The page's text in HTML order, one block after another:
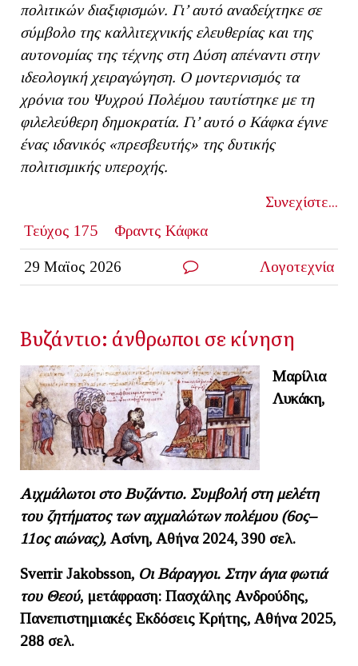
πολιτικών διαξιφισμών. Γι’ αυτό αναδείχτηκε σε
σύμβολο της καλλιτεχνικής ελευθερίας και της
αυτονομίας της τέχνης στη Δύση απέναντι στην
ιδεολογική χειραγώγηση. Ο μοντερνισμός τα
χρόνια του Ψυχρού Πολέμου ταυτίστηκε με τη
φιλελεύθερη δημοκρατία. Γι’ αυτό ο Κάφκα έγινε
ένας ιδανικός «πρεσβευτής» της δυτικής
πολιτισμικής υπεροχής.
Συνεχίστε...
Τεύχος 175
Φραντς Κάφκα
29 Μαϊος 2026 Λογοτεχνία
Βυζάντιο: άνθρωποι σε κίνηση
Μαρίλια
Λυκάκη,
Αιχμάλωτοι στο Βυζάντιο. Συμβολή στη μελέτη
του ζητήματος των αιχμαλώτων πολέμου (6ος–
11ος αιώνας), Ασίνη, Αθήνα 2024, 390 σελ.
Sverrir Jakobsson, Οι Βάραγγοι. Στην άγια φωτιά
του Θεού, μετάφραση: Πασχάλης Ανδρούδης,
Πανεπιστημιακές Εκδόσεις Κρήτης, Αθήνα 2025,
288 σελ.